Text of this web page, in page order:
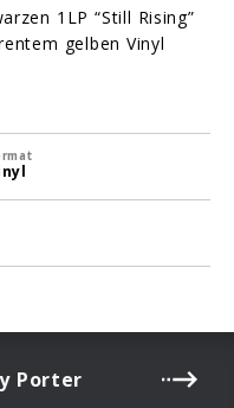
1LP “Still Rising”
gelben Vinyl
Porter